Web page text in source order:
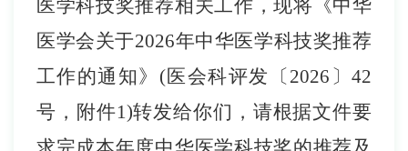
医学科技奖推荐相关工作，现将《中华
医学会关于2026年中华医学科技奖推荐
工作的通知》 (医会科评发 〔 2026 〕42
号 ， 附件1)转发给你们， 请根据文件要